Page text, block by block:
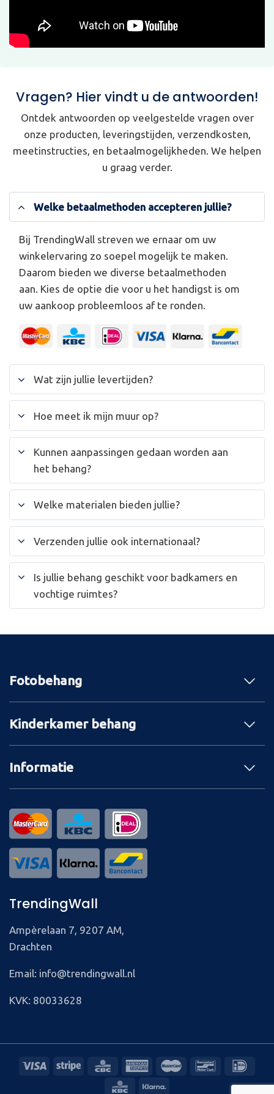
Vragen? Hier vindt u de antwoorden!
Ontdek antwoorden op veelgestelde vragen over
onze producten, leveringstijden, verzendkosten,
meetinstructies, en betaalmogelijkheden. We helpen
u graag verder.
Welke betaalmethoden accepteren jullie?
Bij TrendingWall streven we ernaar om uw
winkelervaring zo soepel mogelijk te maken.
Daarom bieden we diverse betaalmethoden
aan. Kies de optie die voor u het handigst is om
uw aankoop probleemloos af te ronden.
Wat zijn jullie levertijden?
Hoe meet ik mijn muur op?
Kunnen aanpassingen gedaan worden aan
het behang?
Welke materialen bieden jullie?
Verzenden jullie ook internationaal?
Is jullie behang geschikt voor badkamers en
vochtige ruimtes?
Fotobehang
Kinderkamer behang
Informatie
TrendingWall
Ampèrelaan 7, 9207 AM,
Drachten
Email: info@trendingwall.nl
KVK: 80033628